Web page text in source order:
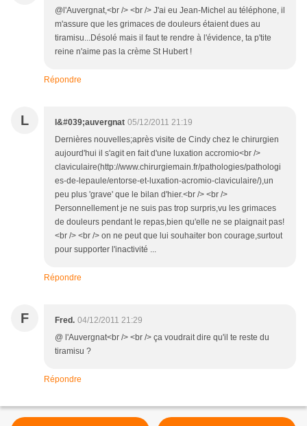
@l'Auvergnat,<br /> <br /> J'ai eu Jean-Michel au téléphone, il
m'assure que les grimaces de douleurs étaient dues au
tiramisu...Désolé mais il faut te rendre à l'évidence, ta p'tite
reine n'aime pas la crème St Hubert !
Répondre
L l&#039;auvergnat 05/12/2011 21:19
Dernières nouvelles;après visite de Cindy chez le chirurgien
aujourd'hui il s'agit en fait d'une luxation accromio<br />
claviculaire(http://www.chirurgiemain.fr/pathologies/pathologi
es-de-lepaule/entorse-et-luxation-acromio-claviculaire/),un
peu plus 'grave' que le bilan d'hier.<br /> <br />
Personnellement je ne suis pas trop surpris,vu les grimaces
de douleurs pendant le repas,bien qu'elle ne se plaignait pas!
<br /> <br /> on ne peut que lui souhaiter bon courage,surtout
pour supporter l'inactivité ...
Répondre
F Fred. 04/12/2011 21:29
@ l'Auvergnat<br /> <br /> ça voudrait dire qu'il te reste du
tiramisu ?
Répondre